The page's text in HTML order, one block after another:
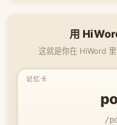
用
这就是你在 HiWord
/